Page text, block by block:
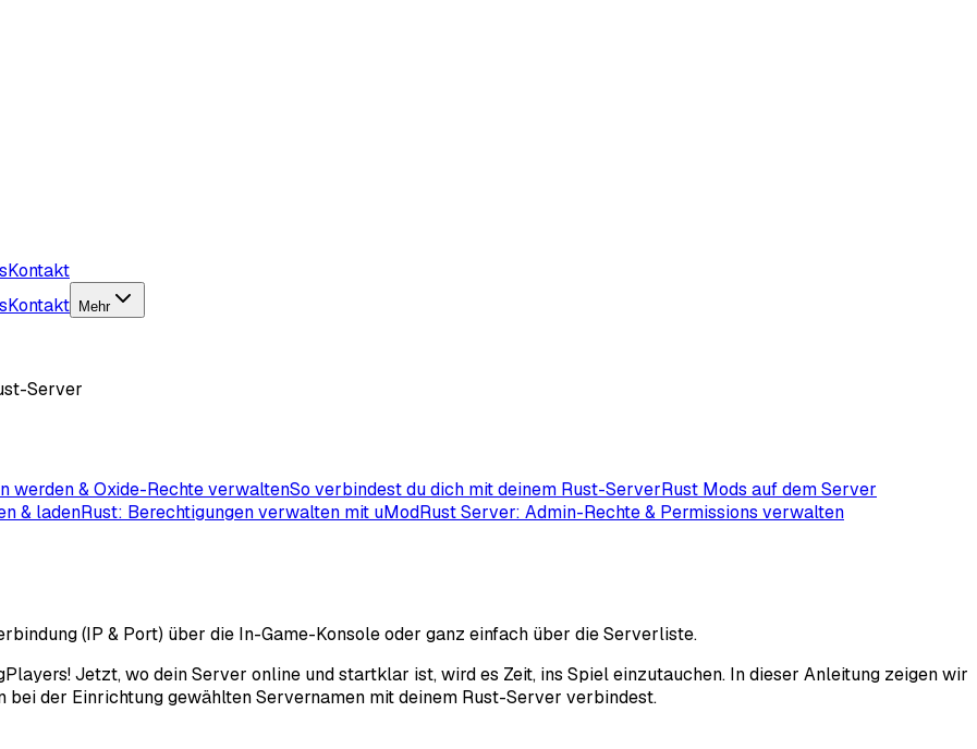
Kontakt
Kontakt Mehr
Server
werden & Oxide-Rechte verwaltenSo verbindest du dich mit deinem Rust-ServerRust Mods auf dem Server
& ladenRust: Berechtigungen verwalten mit uModRust Server: Admin-Rechte & Permissions verwalten
(IP & Port) über die In-Game-Konsole oder ganz einfach über die Serverliste.
Jetzt, wo dein Server online und startklar ist, wird es Zeit, ins Spiel einzutauchen. In dieser Anleitung zeigen wir
der Einrichtung gewählten Servernamen mit deinem Rust-Server verbindest.